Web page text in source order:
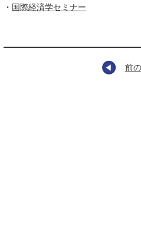
・ 国際経済学セミナー
前